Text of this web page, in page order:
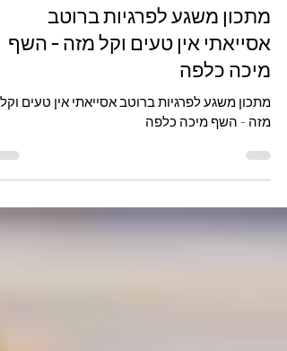
שף מיכה כלפא
כל המתכונים
מתכון משגע לפרגיות ברוטב
אסייאתי אין טעים וקל מזה - השף
מיכה כלפה
מתכון משגע לפרגיות ברוטב אסייאתי אין טעים וקל